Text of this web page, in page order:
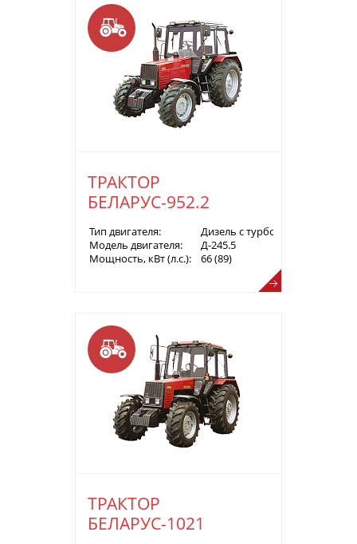
ТРАКТОР
БЕЛАРУС-952.2
Тип двигателя:
Дизель с турбонаддувом
Модель двигателя:
Д-245.5
Мощность, кВт (л.с.):
66 (89)
ТРАКТОР
БЕЛАРУС-1021